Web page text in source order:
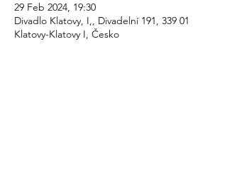
29 Feb 2024, 19:30
Divadlo Klatovy, I,, Divadelní 191, 339 01
Klatovy-Klatovy I, Česko